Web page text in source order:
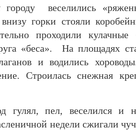
веселились
горки стояли
проходили
«беса». На площадях
и водились
Строилась снежная
гулял, пел, веселился и
недели сжигали